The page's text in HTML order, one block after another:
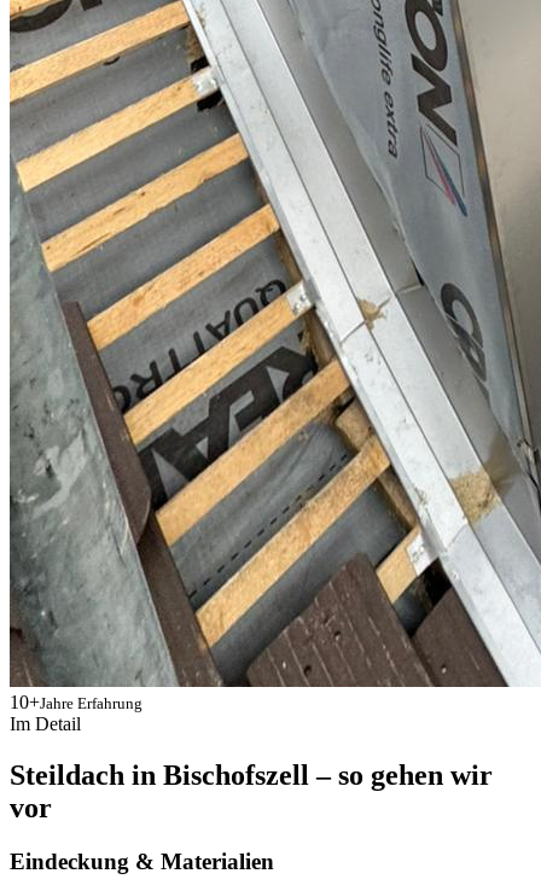
10+Jahre Erfahrung
Im Detail
Steildach in Bischofszell – so gehen wir
vor
Eindeckung & Materialien